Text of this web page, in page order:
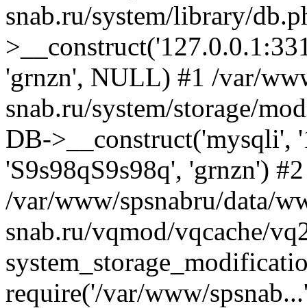
snab.ru/system/library/
'grnzn', NULL) #1 /var/
snab.ru/system/storage/
DB->__construct('mysqli',
'S9s98qS9s98q', 'grnzn') #2
/var/www/spsnabru/data/
snab.ru/vqmod/vqcache/
require('/var/www/